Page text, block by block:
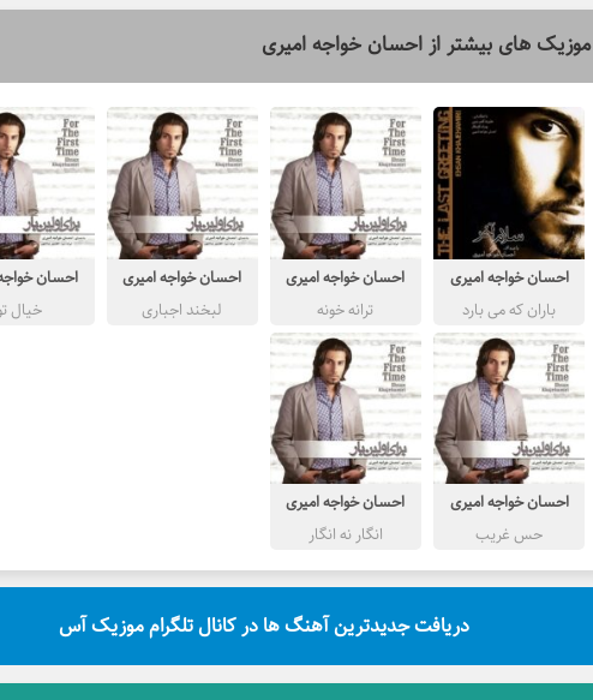
موزیک های بیشتر ازاحسان خواجه امیری
احسان خواجه امیری
باران که می بارد
احسان خواجه امیری
ترانه خونه
احسان خواجه امیری
لبخند اجباری
احسان
خیال
احسان خواجه امیری
حس غریب
احسان خواجه امیری
انگار نه انگار
دریافت جدیدترین آهنگ ها در کانال تلگرام موزیک آس